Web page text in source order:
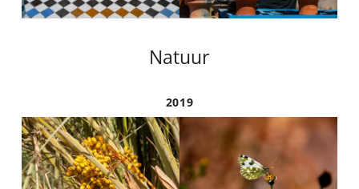
Natuur
2019